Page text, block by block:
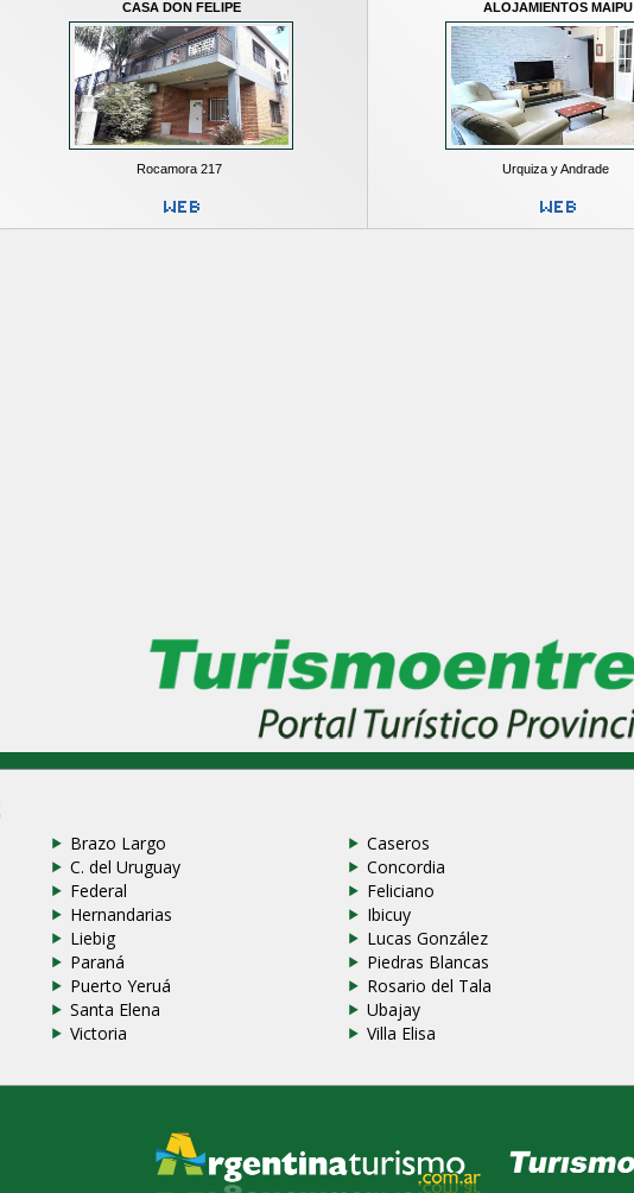
CASA DON FELIPE
Rocamora 217
ALOJAMIENTOS MAIPU
Urquiza y Andrade
Brazo Largo Caseros
C. del Uruguay Concordia
Federal Feliciano
Hernandarias Ibicuy
Liebig Lucas González
Paraná Piedras Blancas
Puerto Yeruá Rosario del Tala
Santa Elena Ubajay
Victoria Villa Elisa